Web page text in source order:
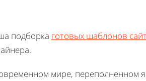
подборка готовых шаблонов
мире, переполненном